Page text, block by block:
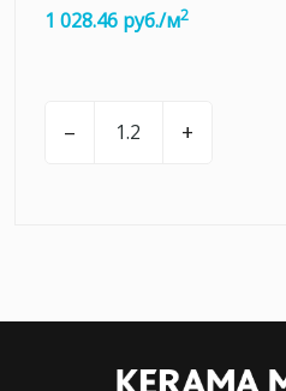
1 028.46 руб./м2
– +